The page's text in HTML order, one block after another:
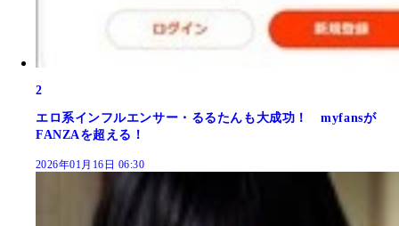
2
エロ系インフルエンサー・るるたんも大成功！ myfansが
FANZAを超える！
2026年01月16日 06:30